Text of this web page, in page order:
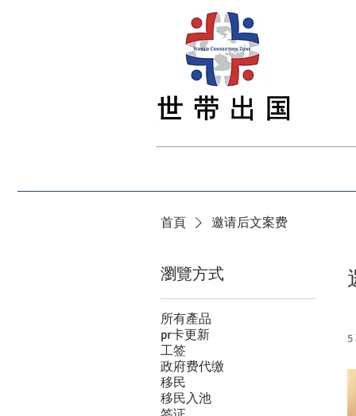
首頁 邀请后文案费
瀏覽方式
所有產品
pr卡更新
工签
政府费代缴
移民
移民入池